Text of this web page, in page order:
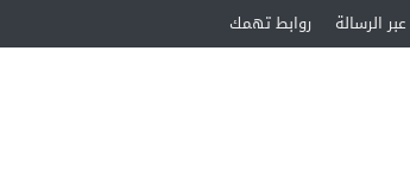
الرسالة روابط تهمك